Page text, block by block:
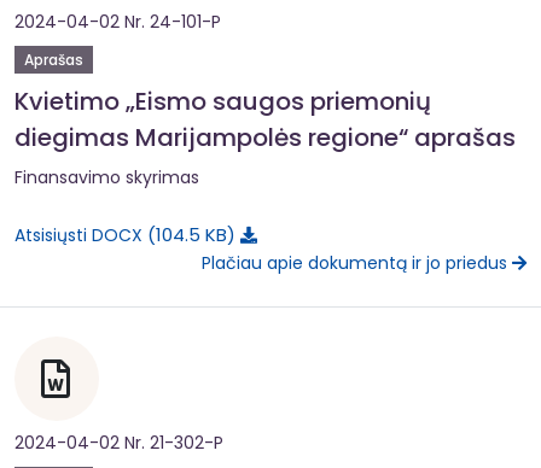
2024-04-02 Nr. 24-101-P
Aprašas
Kvietimo „Eismo saugos priemonių
diegimas Marijampolės regione“ aprašas
Finansavimo skyrimas
Atsisiųsti DOCX 104.5 KB
Plačiau apie dokumentą ir jo priedus
2024-04-02 Nr. 21-302-P